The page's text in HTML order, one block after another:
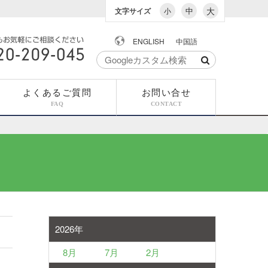
文字サイズ 小 中 大
209-045
ENGLISH 中国語
よくあるご質問
FAQ
お問い合せ
CONTACT
2026年
8月
7月 2月